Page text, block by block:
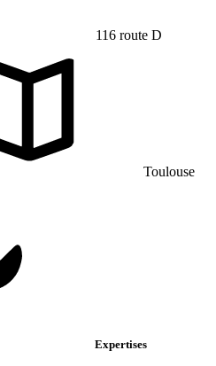
116 route D
Toulouse
Expertises